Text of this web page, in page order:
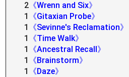
2 《Wrenn and Six》
1
《Gitaxian Probe》
1
《Sevinne's Reclamation》
1
《Time Walk》
1
《Ancestral Recall》
1
《Brainstorm》
1
《Daze》